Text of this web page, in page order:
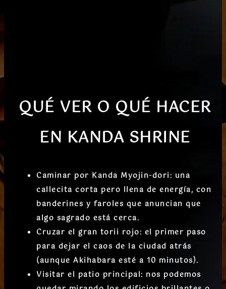
QUÉ VER O QUÉ HACER
EN KANDA SHRINE
Caminar por Kanda Myojin-dori: una
callecita corta pero llena de energía, con
banderines y faroles que anuncian que
algo sagrado está cerca.
Cruzar el gran torii rojo: el primer paso
para dejar el caos de la ciudad atrás
(aunque Akihabara esté a 10 minutos).
Visitar el patio principal: nos podemos